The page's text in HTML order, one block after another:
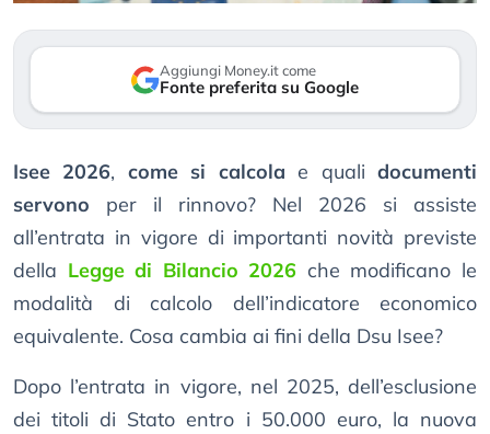
Aggiungi Money.it come
Fonte preferita su Google
Isee 2026, come si calcola e qualidocumenti
servono per il rinnovo? Nel 2026 si assiste
all’entrata in vigore di importanti novità previste
della Legge di Bilancio 2026 che modificano le
modalità di calcolo dell’indicatore economico
equivalente. Cosa cambia ai fini della Dsu Isee?
Dopo l’entrata in vigore, nel 2025, dell’esclusione
dei titoli di Stato entro i 50.000 euro, la nuova